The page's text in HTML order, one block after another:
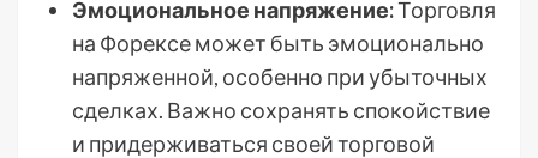
Эмоциональное напряжение:Торговля
на Форексе может быть эмоционально
напряженной, особенно при убыточных
сделках. Важно сохранять спокойствие
и придерживаться своей торговой